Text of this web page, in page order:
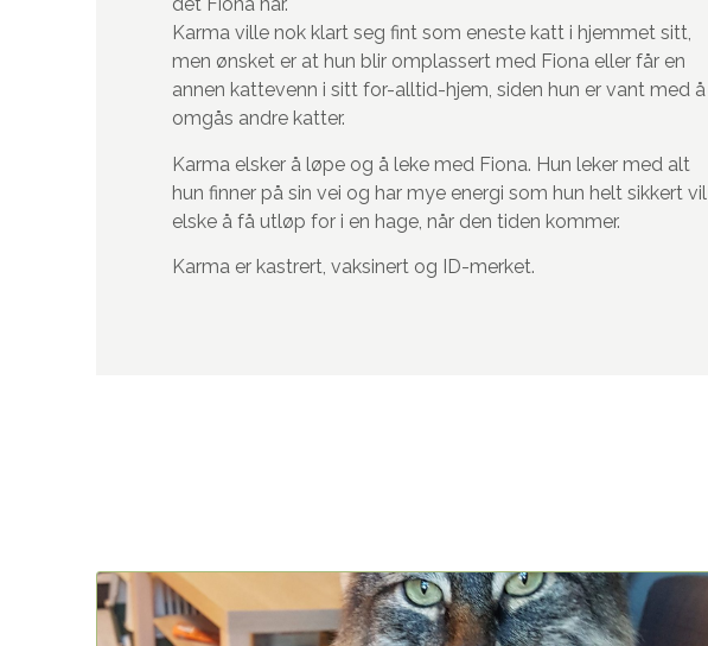
det Fionahar.
Karmaville nok klart seg fint som eneste katt i hjemmet sitt,
men ønsket er at hun blir omplassert med Fionaeller får en
annen kattevenn i sitt for-alltid-hjem, siden hun er vant med å
omgås andre katter.
Karmaelsker å løpe og å leke med Fiona. Hun leker med alt
hun finner på sin vei og har mye energi som hun helt sikkert vil
elske å få utløp for i en hage, når den tiden kommer.
Karma er kastrert, vaksinert og ID-merket.